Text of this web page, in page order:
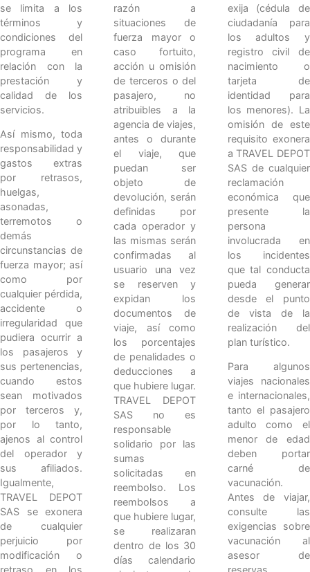
se limita a los
términos y
condiciones del
programa en
relación con la
prestación y
calidad de los
servicios.
Así mismo, toda
responsabilidad y
gastos extras
por retrasos,
huelgas,
asonadas,
terremotos o
demás
circunstancias de
fuerza mayor; así
como por
cualquier pérdida,
accidente o
irregularidad que
pudiera ocurrir a
los pasajeros y
sus pertenencias,
cuando estos
sean motivados
por terceros y,
por lo tanto,
ajenos al control
del operador y
sus afiliados.
Igualmente,
TRAVEL DEPOT
SAS se exonera
de cualquier
perjuicio por
modificación o
razón a
situaciones de
fuerza mayor o
caso fortuito,
acción u omisión
de terceros o del
pasajero, no
atribuibles a la
agencia de viajes,
antes o durante
el viaje, que
puedan ser
objeto de
devolución, serán
definidas por
cada operador y
las mismas serán
confirmadas al
usuario una vez
se reserven y
expidan los
documentos de
viaje, así como
los porcentajes
de penalidades o
deducciones a
que hubiere lugar.
TRAVEL DEPOT
SAS no es
responsable
solidario por las
sumas
solicitadas en
reembolso. Los
reembolsos a
que hubiere lugar,
se realizaran
dentro de los 30
días calendario
exija (cédula de
ciudadanía para
los adultos y
registro civil de
nacimiento o
tarjeta de
identidad para
los menores). La
omisión de este
requisito exonera
a TRAVEL DEPOT
SAS de cualquier
reclamación
económica que
presente la
persona
involucrada en
los incidentes
que tal conducta
pueda generar
desde el punto
de vista de la
realización del
plan turístico.
Para algunos
viajes nacionales
e internacionales,
tanto el pasajero
adulto como el
menor de edad
deben portar
carné de
vacunación.
Antes de viajar,
consulte las
exigencias sobre
vacunación al
asesor de
reservas.